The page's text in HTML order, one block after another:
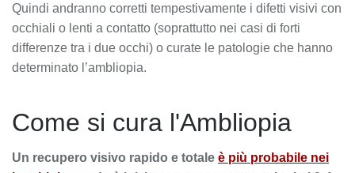
Quindi andranno corretti tempestivamente i difetti visivi con
occhiali o lenti a contatto (soprattutto nei casi di forti
differenze tra i due occhi) o curate le patologie che hanno
determinato l’ambliopia.
Come si cura l'Ambliopia
Un recupero visivo rapido e totale è più probabile nei